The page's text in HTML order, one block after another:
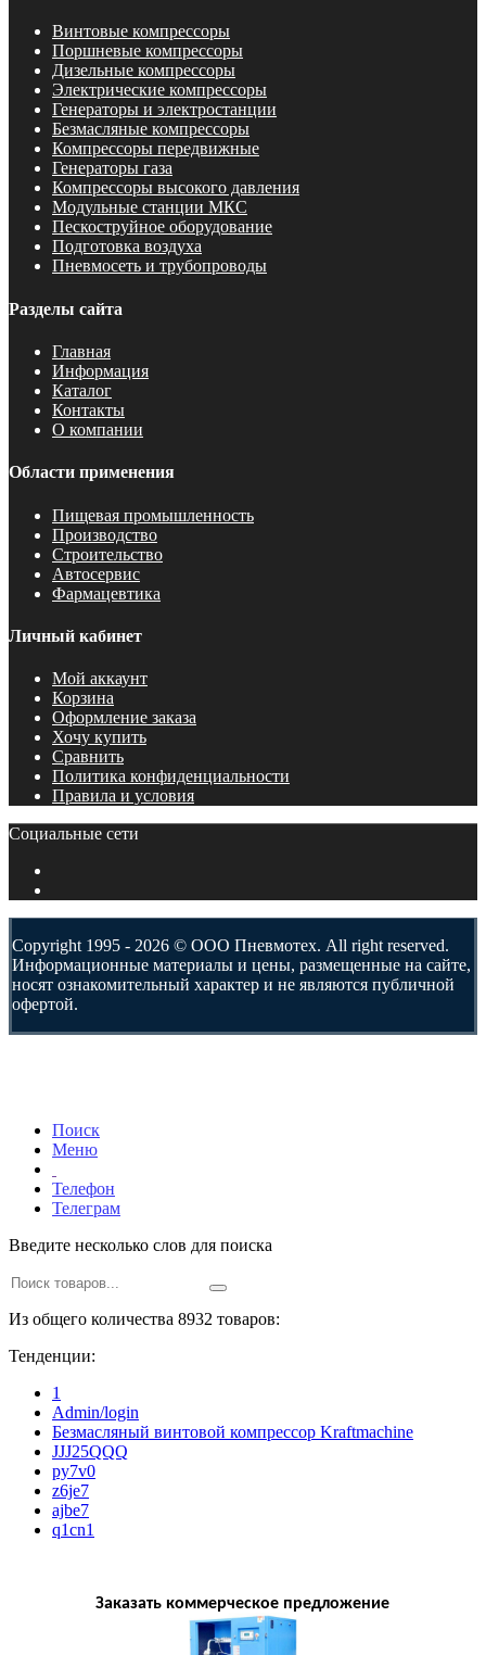
Винтовые компрессоры
Поршневые компрессоры
Дизельные компрессоры
Электрические компрессоры
Генераторы и электростанции
Безмасляные компрессоры
Компрессоры передвижные
Генераторы газа
Компрессоры высокого давления
Модульные станции МКС
Пескоструйное оборудование
Подготовка воздуха
Пневмосеть и трубопроводы
Разделы сайта
Главная
Информация
Каталог
Контакты
О компании
Области применения
Пищевая промышленность
Производство
Строительство
Автосервис
Фармацевтика
Личный кабинет
Мой аккаунт
Корзина
Оформление заказа
Хочу купить
Сравнить
Политика конфиденциальности
Правила и условия
Социальные сети
Copyright 1995 - 2026 © ООО Пневмотех. All right reserved.
Информационные материалы и цены, размещенные на сайте,
носят ознакомительный характер и не являются публичной
офертой.
Поиск
Меню
Телефон
Телеграм
Введите несколько слов для поиска
Из общего количества 8932 товаров:
Тенденции:
1
Admin/login
Безмасляный винтовой компрессор Kraftmaсhine
JJJ25QQQ
py7v0
z6je7
ajbe7
q1cn1
Заказать коммерческое предложение